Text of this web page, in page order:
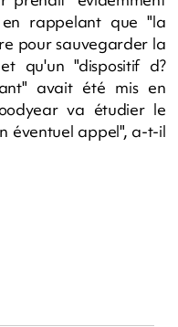
rappelant que "la
pour sauvegarder la
qu'un "dispositif d?
avait été mis en
va étudier le
éventuel appel", a-t-il